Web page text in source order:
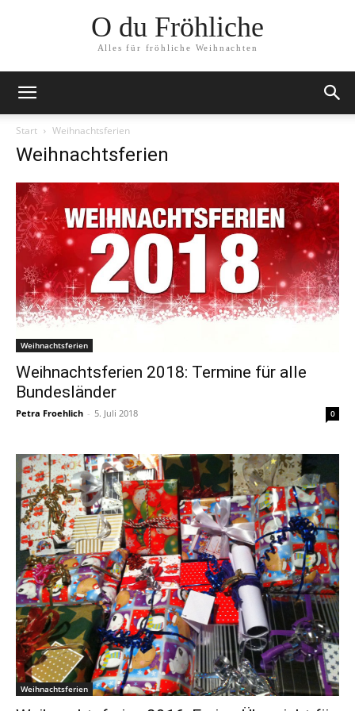
O du Fröhliche
Alles für fröhliche Weihnachten
Start Weihnachtsferien
Weihnachtsferien
Weihnachtsferien
Weihnachtsferien 2018: Termine für alle
Bundesländer
Petra Froehlich - 5. Juli 2018 0
Weihnachtsferien